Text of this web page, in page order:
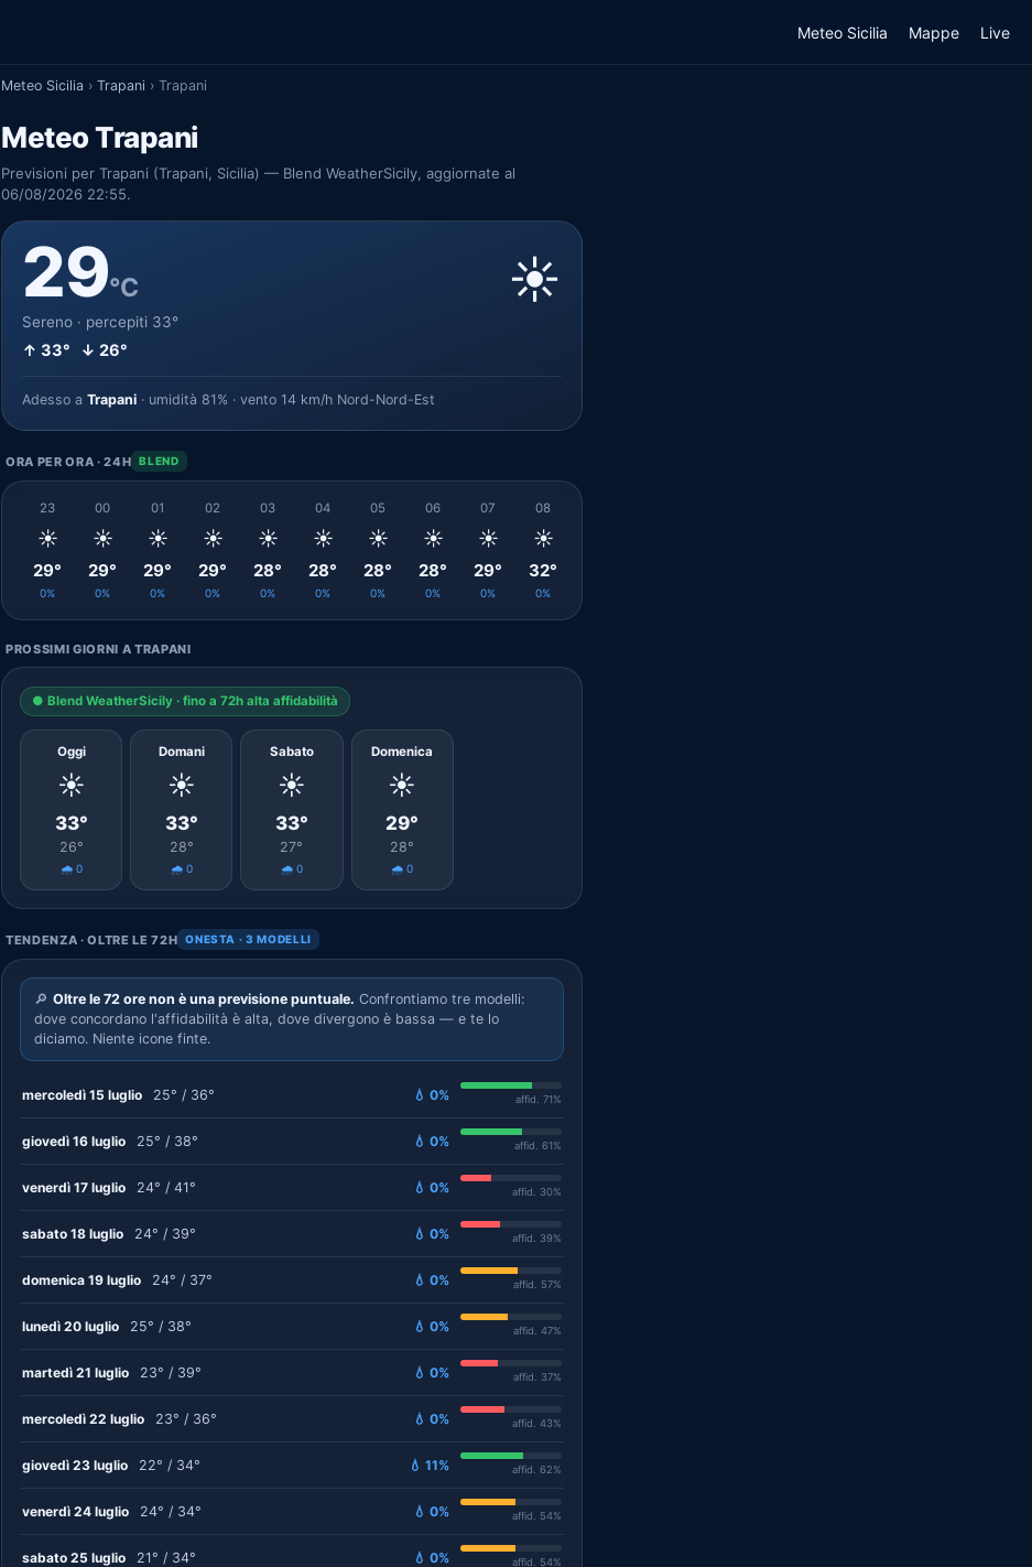
Meteo Sicilia Mappe Live
Meteo Sicilia › Trapani › Trapani
Meteo Trapani
Previsioni per Trapani (Trapani, Sicilia) — Blend WeatherSicily, aggiornate al
06/08/2026 22:55.
29°C
Sereno · percepiti 33°
↑ 33° ↓ 26°
☀️
Adesso a Trapani · umidità 81% · vento 14 km/h Nord-Nord-Est
ORA PER ORA · 24H BLEND
23
☀️
29°
0%
00
☀️
29°
0%
01
☀️
29°
0%
02
☀️
29°
0%
03
☀️
28°
0%
04
☀️
28°
0%
05
☀️
28°
0%
06
☀️
28°
0%
07
☀️
29°
0%
08
☀️
32°
0%
PROSSIMI GIORNI A TRAPANI
● Blend WeatherSicily · fino a 72h alta affidabilità
Oggi
☀️
33°
26°
🌧️ 0
Domani
☀️
33°
28°
🌧️ 0
Sabato
☀️
33°
27°
🌧️ 0
Domenica
☀️
29°
28°
🌧️ 0
TENDENZA · OLTRE LE 72H ONESTA · 3 MODELLI
🔎 Oltre le 72 ore non è una previsione puntuale. Confrontiamo tre modelli:
dove concordano l'affidabilità è alta, dove divergono è bassa — e te lo
diciamo. Niente icone finte.
mercoledì 15 luglio 25° / 36° 💧 0% affid. 71%
giovedì 16 luglio 25° / 38° 💧 0% affid. 61%
venerdì 17 luglio 24° / 41° 💧 0% affid. 30%
sabato 18 luglio 24° / 39° 💧 0% affid. 39%
domenica 19 luglio 24° / 37° 💧 0% affid. 57%
lunedì 20 luglio 25° / 38° 💧 0% affid. 47%
martedì 21 luglio 23° / 39° 💧 0% affid. 37%
mercoledì 22 luglio 23° / 36° 💧 0% affid. 43%
giovedì 23 luglio 22° / 34° 💧 11% affid. 62%
venerdì 24 luglio 24° / 34° 💧 0% affid. 54%
sabato 25 luglio 21° / 34° 💧 0% affid. 54%